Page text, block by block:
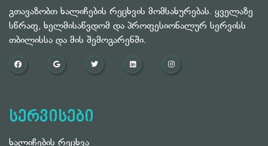
გთავაზობთ ხალიჩების რეცხვის მომსახურებას. ყველაზე
სწრაფ, ხელმისაწვდომ და პროფესიონალურ სერვისს
თბილისსა და მის შემოგარენში.
სერვისები
ხალიჩების რეცხვა